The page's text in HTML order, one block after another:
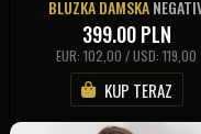
BLUZKA DAMSKA
399.00PLN
EUR: 102,00 / USD: 119,00
KUP TERAZ